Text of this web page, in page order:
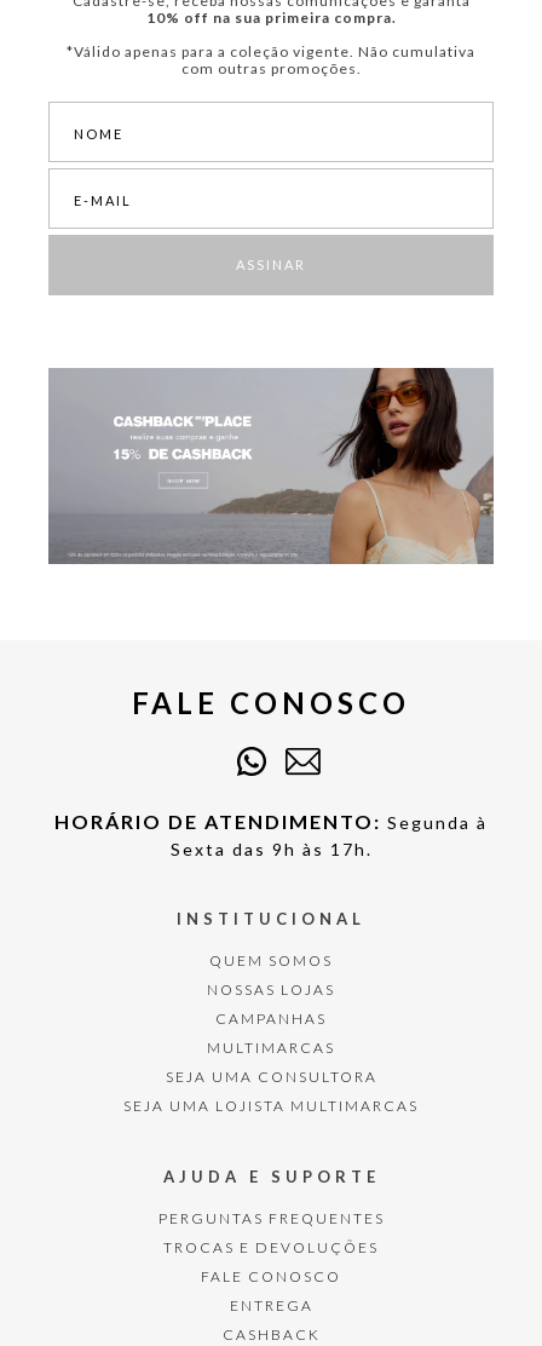
10% off na sua primeira compra.
*Válido apenas para a coleção vigente. Não cumulativa
com outras promoções.
ASSINAR
FALE CONOSCO
HORÁRIO DE ATENDIMENTO: Segunda à
Sexta das 9h às 17h.
INSTITUCIONAL
QUEM SOMOS
NOSSAS LOJAS
CAMPANHAS
MULTIMARCAS
SEJA UMA CONSULTORA
SEJA UMA LOJISTA MULTIMARCAS
AJUDA E SUPORTE
PERGUNTAS FREQUENTES
TROCAS E DEVOLUÇÕES
FALE CONOSCO
ENTREGA
CASHBACK